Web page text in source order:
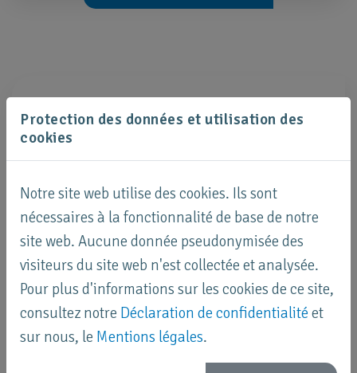
Réduire votre impact
Vous économisez de l'argent et
l'environnement vous remerciera
Utilise jusqu'à cent fois moins d'énergie que les
distributeurs de papier et de tissu. Jouez un
rôle actif dans la protection de l'environnement
avec les sèche-mains URIMAT.
Protection des données et utilisation des
cookies
Notre site web utilise des cookies. Ils sont
nécessaires à la fonctionnalité de base de notre
site web. Aucune donnée pseudonymisée des
visiteurs du site web n'est collectée et analysée.
Pour plus d'informations sur les cookies de ce site,
consultez notre Déclaration de confidentialité et
sur nous, le Mentions légales.